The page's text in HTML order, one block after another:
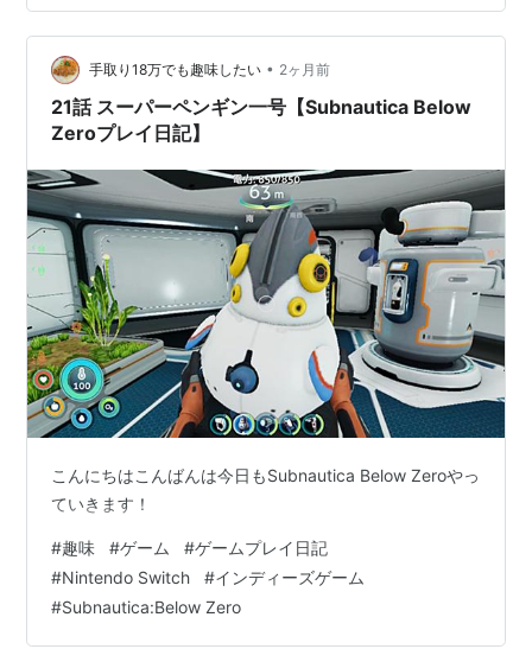
手取り18万でも趣味したい • 2ヶ月前
21話 スーパーペンギン一号【Subnautica Below
Zeroプレイ日記】
こんにちはこんばんは今日もSubnautica Below Zeroやっ
ていきます！
#趣味 #ゲーム #ゲームプレイ日記
#Nintendo Switch #インディーズゲーム
#Subnautica:Below Zero